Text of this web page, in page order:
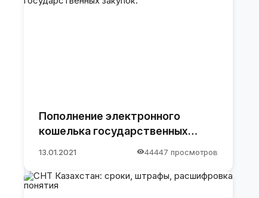
Пополнение электронного
кошелька государственных
13.01.2021 44447 просмотров